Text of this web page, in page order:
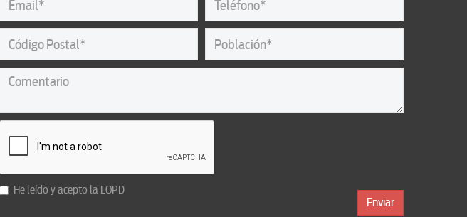
He leído y acepto la LOPD
Enviar